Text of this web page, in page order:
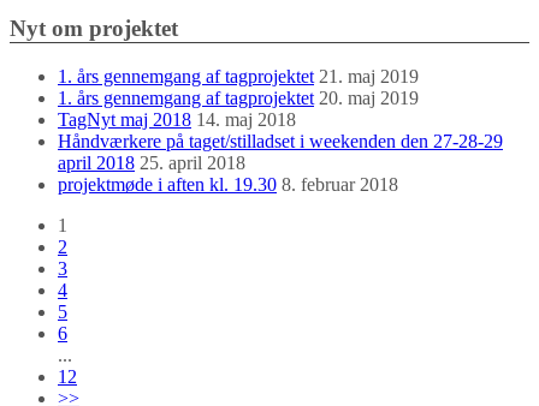
Nyt om projektet
1. års gennemgang af tagprojektet 21. maj 2019
1. års gennemgang af tagprojektet 20. maj 2019
TagNyt maj 2018 14. maj 2018
Håndværkere på taget/stilladset i weekenden den 27-28-29
april 2018 25. april 2018
projektmøde i aften kl. 19.30 8. februar 2018
1
2
3
4
5
6
...
12
>>